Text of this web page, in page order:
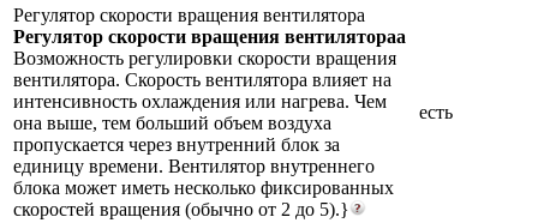
Регулятор скорости вращения вентилятора
Регулятор скорости вращения вентилятораа
Возможность регулировки скорости вращения
вентилятора. Скорость вентилятора влияет на
интенсивность охлаждения или нагрева. Чем
она выше, тем больший объем воздуха
пропускается через внутренний блок за
единицу времени. Вентилятор внутреннего
блока может иметь несколько фиксированных
скоростей вращения (обычно от 2 до 5).}
есть